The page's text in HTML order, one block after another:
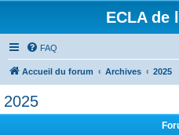
ECLA de
FAQ
Accueil du forum Archives 2025
2025